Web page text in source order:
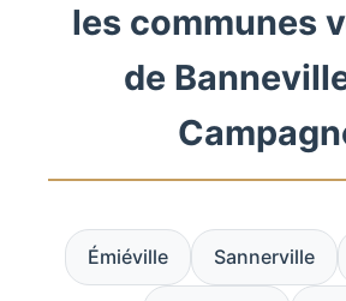
les communes
de
Émiéville Sannerville